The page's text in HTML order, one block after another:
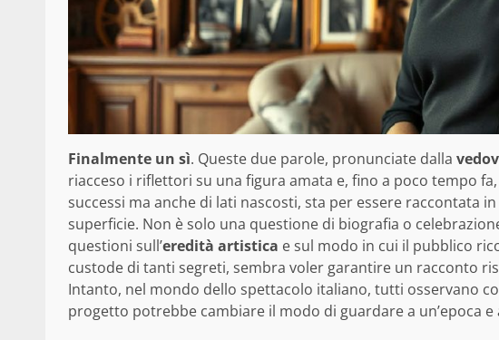
Finalmente un sì. Queste due parole, pronunciate dalla
riacceso i riflettori su una figura amata e, fino a poco tempo
successi ma anche di lati nascosti, sta per essere raccontata
superficie. Non è solo una questione di biografia o
questioni sull’eredità artistica e sul modo in cui il pubblico
custode di tanti segreti, sembra voler garantire un racconto
Intanto, nel mondo dello spettacolo italiano, tutti osservano
progetto potrebbe cambiare il modo di guardare a un’epoca e